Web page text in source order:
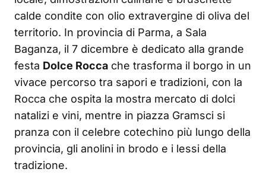
calde condite con olio extravergine di oliva del
territorio. In provincia di Parma, a Sala
Baganza, il 7 dicembre è dedicato alla grande
festa Dolce Rocca che trasforma il borgo in un
vivace percorso tra sapori e tradizioni, con la
Rocca che ospita la mostra mercato di dolci
natalizi e vini, mentre in piazza Gramsci si
pranza con il celebre cotechino più lungo della
provincia, gli anolini in brodo e i lessi della
tradizione.